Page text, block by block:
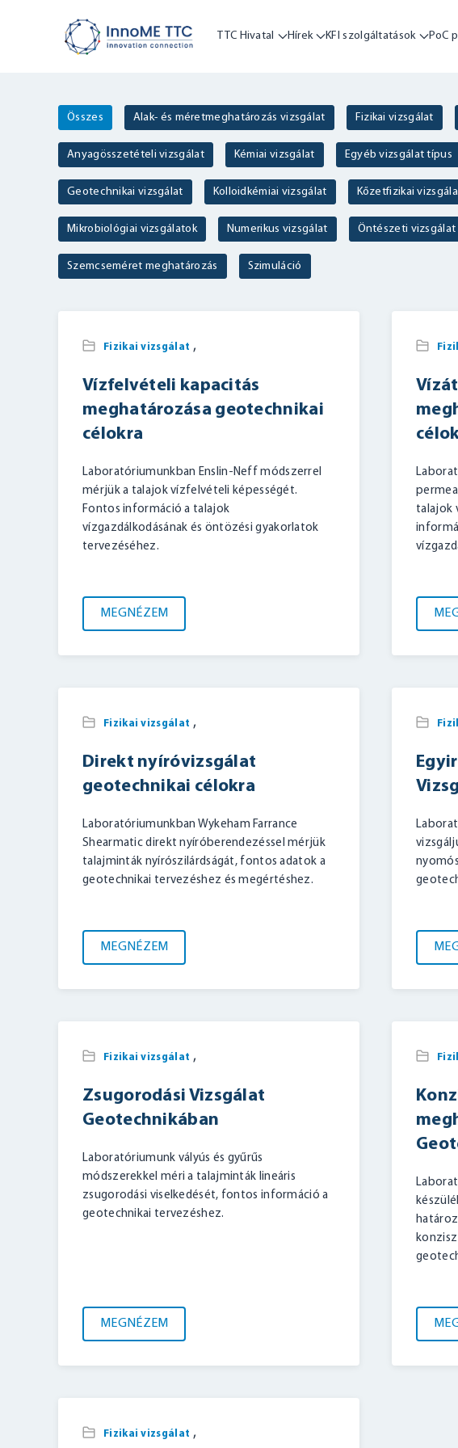
TTC Hivatal Hírek KFI szolgáltatások PoC
Összes Alak- és méretmeghatározás vizsgálat Fizikai vizsgálat
Anyagösszetételi vizsgálat Kémiai vizsgálat Egyéb vizsgálat típus
Geotechnikai vizsgálat Kolloidkémiai vizsgálat Kőzetfizikai
Mikrobiológiai vizsgálatok Numerikus vizsgálat Öntészeti vizsgálat
Szemcseméret meghatározás Szimuláció
Fizikai vizsgálat ,
Vízfelvételi kapacitás
meghatározása geotechnikai
célokra
Laboratóriumunkban Enslin-Neff módszerrel
mérjük a talajok vízfelvételi képességét.
Fontos információ a talajok
vízgazdálkodásának és öntözési gyakorlatok
tervezéséhez.
MEGNÉZEM
talajok
Fizikai vizsgálat ,
Direkt nyíróvizsgálat
geotechnikai célokra
Laboratóriumunkban Wykeham Farrance
Shearmatic direkt nyíróberendezéssel mérjük
talajminták nyírószilárdságát, fontos adatok a
geotechnikai tervezéshez és megértéshez.
MEGNÉZEM
Fizikai vizsgálat ,
Zsugorodási Vizsgálat
Geotechnikában
Laboratóriumunk vályús és gyűrűs
módszerekkel méri a talajminták lineáris
zsugorodási viselkedését, fontos információ a
geotechnikai tervezéshez.
MEGNÉZEM
Fizikai vizsgálat ,